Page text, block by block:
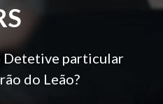
Detetive particular
do Leão?